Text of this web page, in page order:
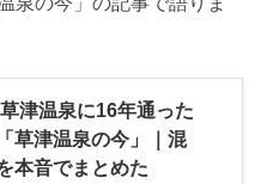
草津温泉に16年通った
草津温泉の今」｜混
本音でまとめた